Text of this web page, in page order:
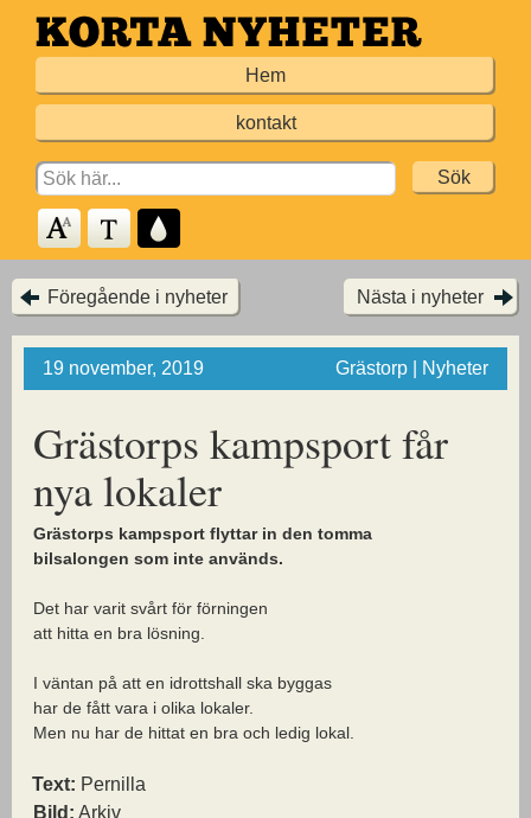
Hoppa
till
Hem
kontakt
Search
for:
Föregående i nyheter Nästa i nyheter
19 november, 2019 Grästorp | Nyheter
Grästorps kampsport får
nya lokaler
Grästorps kampsport flyttar in den tomma
bilsalongen som inte används.
Det har varit svårt för förningen
att hitta en bra lösning.
I väntan på att en idrottshall ska byggas
har de fått vara i olika lokaler.
Men nu har de hittat en bra och ledig lokal.
Text: Pernilla
Bild: Arkiv